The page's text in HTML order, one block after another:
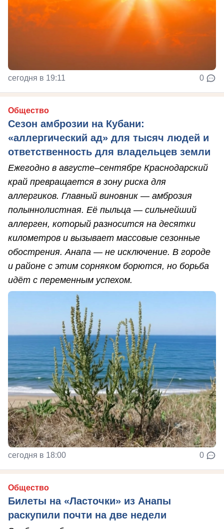
сегодня в 19:11 0
Общество
Сезон амброзии на Кубани:
«аллергический ад» для тысяч людей и
ответственность для владельцев земли
Ежегодно в августе–сентябре Краснодарский
край превращается в зону риска для
аллергиков. Главный виновник — амброзия
полыннолистная. Её пыльца — сильнейший
аллерген, который разносится на десятки
километров и вызывает массовые сезонные
обострения. Анапа — не исключение. В городе
и районе с этим сорняком борются, но борьба
идёт с переменным успехом.
сегодня в 18:00 0
Общество
Билеты на «Ласточки» из Анапы
раскупили почти на две недели